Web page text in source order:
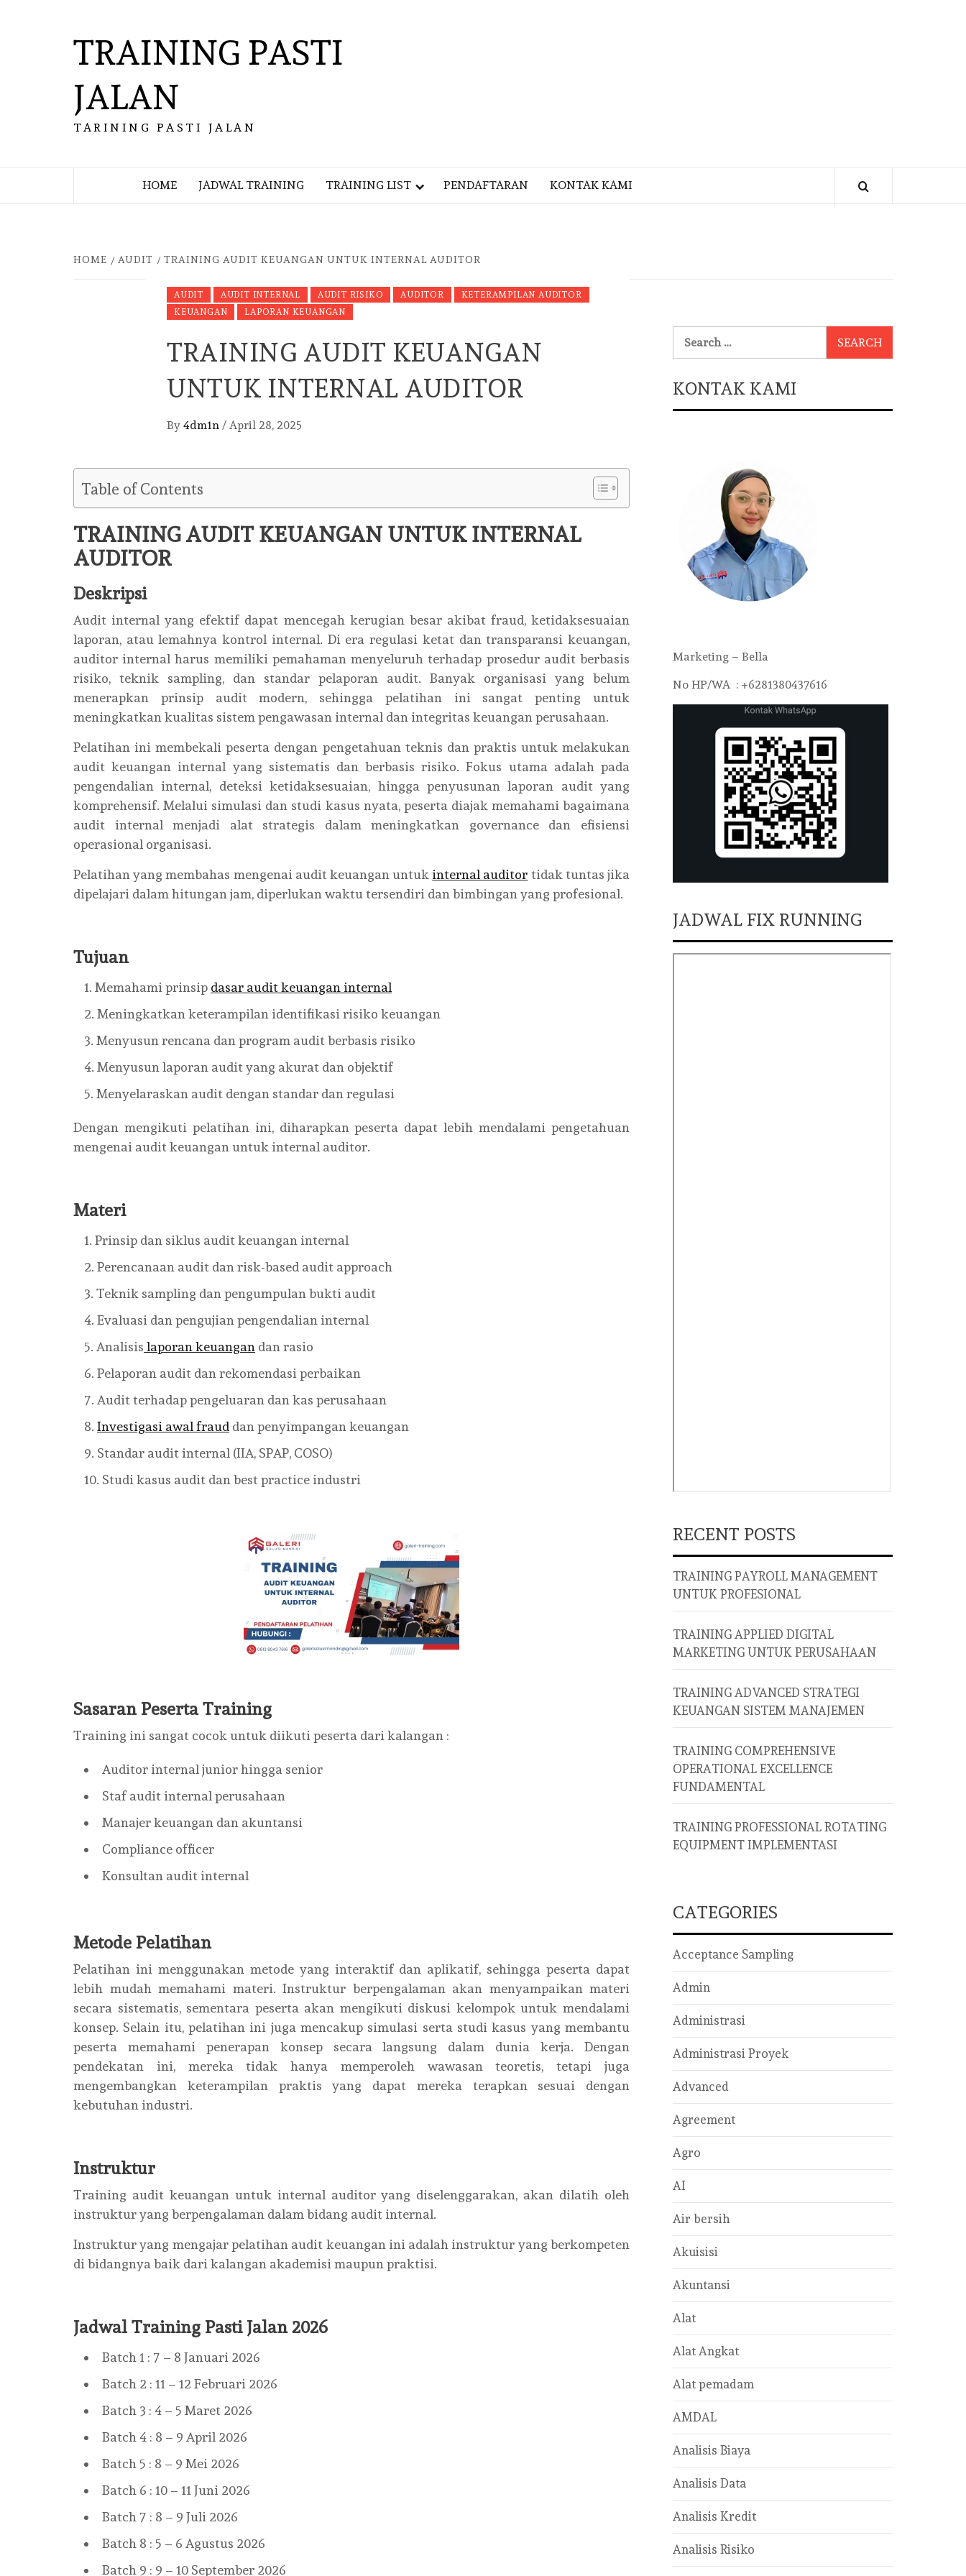
TRAINING PASTI
JALAN
TARINING PASTI JALAN
HOME JADWAL TRAINING TRAINING LIST PENDAFTARAN KONTAK KAMI
HOME AUDIT TRAINING AUDIT KEUANGAN UNTUK INTERNAL AUDITOR
AUDIT AUDIT INTERNAL AUDIT RISIKO AUDITOR
KETERAMPILAN AUDITOR
KEUANGAN
LAPORAN KEUANGAN
TRAINING AUDIT KEUANGAN
UNTUK INTERNAL AUDITOR
By 4dm1n / April 28, 2025
Table of Contents
TRAINING AUDIT KEUANGAN UNTUK INTERNAL
AUDITOR
Deskripsi
Audit internal yang efektif dapat mencegah kerugian besar akibat fraud, ketidaksesuaian
laporan, atau lemahnya kontrol internal. Di era regulasi ketat dan transparansi keuangan,
auditor internal harus memiliki pemahaman menyeluruh terhadap prosedur audit berbasis
risiko, teknik sampling, dan standar pelaporan audit. Banyak organisasi yang belum
menerapkan prinsip audit modern, sehingga pelatihan ini sangat penting untuk
meningkatkan kualitas sistem pengawasan internal dan integritas keuangan perusahaan.
Pelatihan ini membekali peserta dengan pengetahuan teknis dan praktis untuk melakukan
audit keuangan internal yang sistematis dan berbasis risiko. Fokus utama adalah pada
pengendalian internal, deteksi ketidaksesuaian, hingga penyusunan laporan audit yang
komprehensif. Melalui simulasi dan studi kasus nyata, peserta diajak memahami bagaimana
audit internal menjadi alat strategis dalam meningkatkan governance dan efisiensi
operasional organisasi.
Pelatihan yang membahas mengenai audit keuangan untukinternal auditor tidak tuntas jika
dipelajari dalam hitungan jam, diperlukan waktu tersendiri dan bimbingan yang profesional.
Tujuan
Memahami prinsip dasar audit keuangan internal
Meningkatkan keterampilan identifikasi risiko keuangan
Menyusun rencana dan program audit berbasis risiko
Menyusun laporan audit yang akurat dan objektif
Menyelaraskan audit dengan standar dan regulasi
Dengan mengikuti pelatihan ini, diharapkan peserta dapat lebih mendalami pengetahuan
mengenai audit keuangan untuk internal auditor.
Materi
Prinsip dan siklus audit keuangan internal
Perencanaan audit dan risk-based audit approach
Teknik sampling dan pengumpulan bukti audit
Evaluasi dan pengujian pengendalian internal
Analisis laporan keuangan dan rasio
Pelaporan audit dan rekomendasi perbaikan
Audit terhadap pengeluaran dan kas perusahaan
Investigasi awal fraud dan penyimpangan keuangan
Standar audit internal (IIA, SPAP, COSO)
Studi kasus audit dan best practice industri
Sasaran Peserta Training
Training ini sangat cocok untuk diikuti peserta dari kalangan :
Auditor internal junior hingga senior
Staf audit internal perusahaan
Manajer keuangan dan akuntansi
Compliance officer
Konsultan audit internal
Metode Pelatihan
Pelatihan ini menggunakan metode yang interaktif dan aplikatif, sehingga peserta dapat
lebih mudah memahami materi. Instruktur berpengalaman akan menyampaikan materi
secara sistematis, sementara peserta akan mengikuti diskusi kelompok untuk mendalami
konsep. Selain itu, pelatihan ini juga mencakup simulasi serta studi kasus yang membantu
peserta memahami penerapan konsep secara langsung dalam dunia kerja. Dengan
pendekatan ini, mereka tidak hanya memperoleh wawasan teoretis, tetapi juga
mengembangkan keterampilan praktis yang dapat mereka terapkan sesuai dengan
kebutuhan industri.
Instruktur
Training audit keuangan untuk internal auditor yang diselenggarakan, akan dilatih oleh
instruktur yang berpengalaman dalam bidang audit internal.
Instruktur yang mengajar pelatihan audit keuangan ini adalah instruktur yang berkompeten
di bidangnya baik dari kalangan akademisi maupun praktisi.
Jadwal Training Pasti Jalan 2026
Batch 1 : 7 – 8 Januari 2026
Batch 2 : 11 – 12 Februari 2026
Batch 3 : 4 – 5 Maret 2026
Batch 4 : 8 – 9 April 2026
Batch 5 : 8 – 9 Mei 2026
Batch 6 : 10 – 11 Juni 2026
Batch 7 : 8 – 9 Juli 2026
Batch 8 : 5 – 6 Agustus 2026
Batch 9 : 9 – 10 September 2026
for:
KONTAK KAMI
Marketing – Bella
No HP/WA : +6281380437616
JADWAL FIX RUNNING
RECENT POSTS
TRAINING PAYROLL MANAGEMENT
UNTUK PROFESIONAL
TRAINING APPLIED DIGITAL
MARKETING UNTUK PERUSAHAAN
TRAINING ADVANCED STRATEGI
KEUANGAN SISTEM MANAJEMEN
TRAINING COMPREHENSIVE
OPERATIONAL EXCELLENCE
FUNDAMENTAL
TRAINING PROFESSIONAL ROTATING
EQUIPMENT IMPLEMENTASI
CATEGORIES
Acceptance Sampling
Admin
Administrasi
Administrasi Proyek
Advanced
Agreement
Agro
AI
Air bersih
Akuisisi
Akuntansi
Alat
Alat Angkat
Alat pemadam
AMDAL
Analisis Biaya
Analisis Data
Analisis Kredit
Analisis Risiko